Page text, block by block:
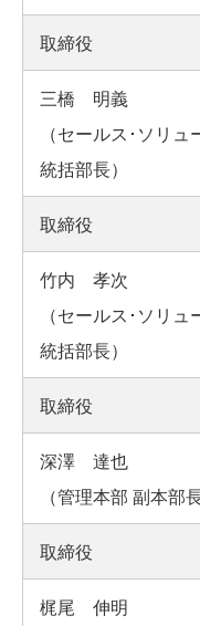
取締役
三橋 明義
（セールス･ソリ
統括部長）
取締役
竹内 孝次
（セールス･ソリ
統括部長）
取締役
深澤 達也
（管理本部 副本部
取締役
梶尾 伸明